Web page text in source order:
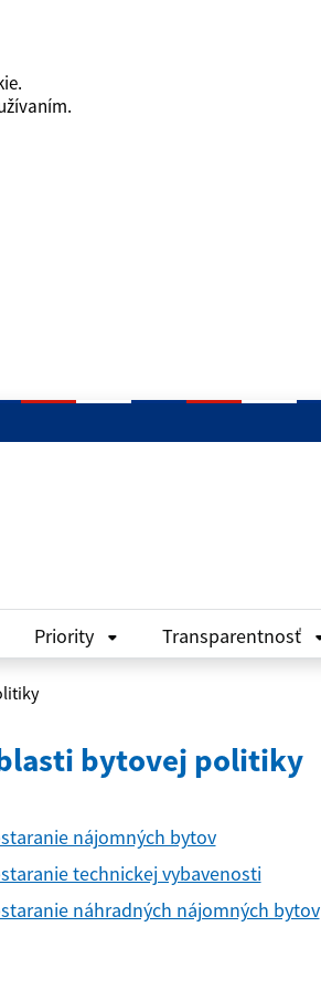
Priority Transparentnosť
bytovej politiky
nájomných bytov
technickej vybavenosti
náhradných nájomných bytov